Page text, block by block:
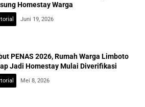
Homestay Warga
Juni 19, 2026
PENAS 2026, Rumah Warga Limboto
Jadi Homestay Mulai Diverifikasi
Mei 8, 2026